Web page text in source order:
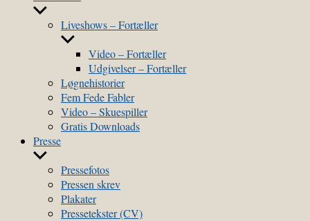
Show
Liveshows – Fortæller
Show
menu
Video – Fortæller
Udgivelser – Fortæller
Løgnehistorier
Fem Fede Fabler
Video – Skuespiller
Gratis Downloads
Presse
Show
menu
Pressefotos
Pressen skrev
Plakater
Pressetekster (CV)